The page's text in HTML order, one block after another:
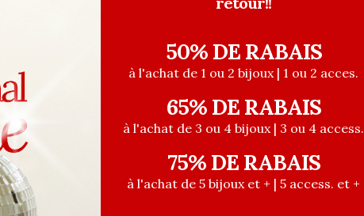
50% DE RABAIS
à l'achat de 1 ou 2 bijoux | 1 ou 2 acces.
65% DE RABAIS
à l'achat de 3 ou 4 bijoux | 3 ou 4 access.
75% DE RABAIS
à l'achat de 5 bijoux et + | 5 access. et +